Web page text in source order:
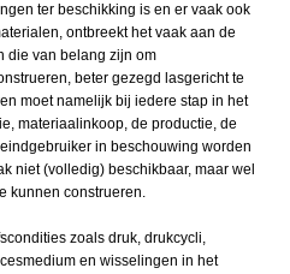
ter beschikking is en er vaak ook
ontbreekt het vaak aan de
die van belang zijn om
beter gezegd lasgericht te
moet namelijk bij iedere stap in het
materiaalinkoop, de productie, de
in beschouwing worden
niet (volledig) beschikbaar, maar wel
kunnen construeren.
zoals druk, drukcycli,
en wisselingen in het